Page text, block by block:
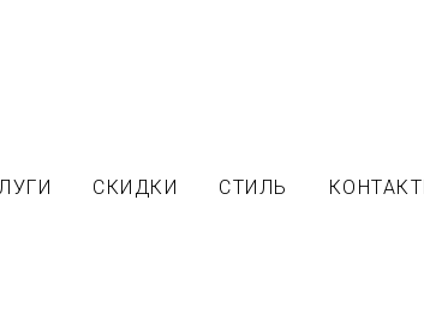
СКИДКИ СТИЛЬ